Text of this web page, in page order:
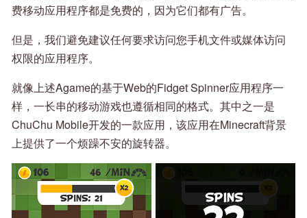
费移动应用程序都是免费的，因为它们都有广告。
但是，我们避免建议任何要求访问您手机文件或媒体访问
权限的应用程序。
就像上述Agame的基于Web的Fidget Spinner应用程序一
样，一长串的移动游戏也遵循相同的格式。其中之一是
ChuChu Mobile开发的一款应用，该应用在Minecraft背景
上提供了一个烦躁不安的旋转器。